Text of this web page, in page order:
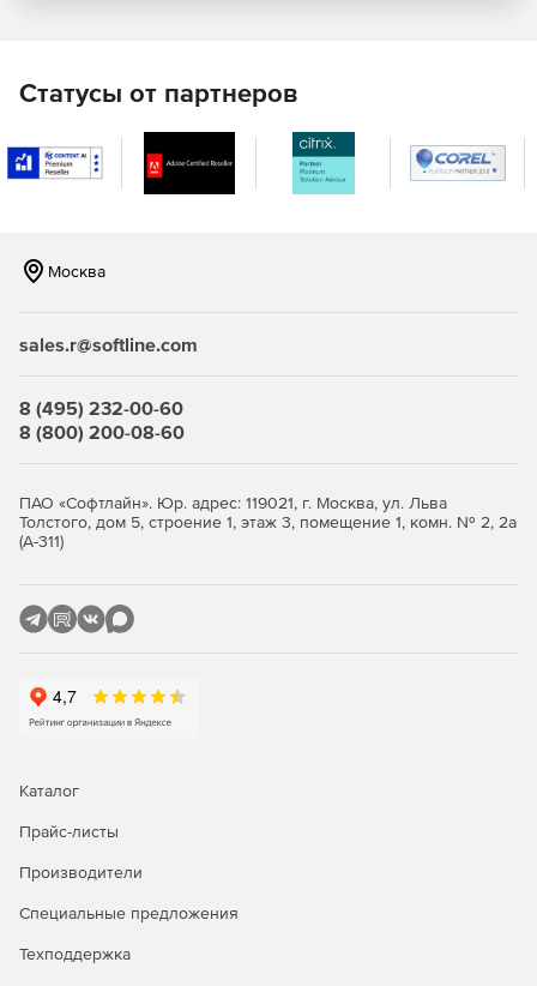
и изданные под управлением Центрального бюро
нормативов по труду. Информация для нормирования по
времени берется из актуального документа
«Общеотраслевые машиностроительные нормативы
времени и режимов резания». ЧII, Москва, издательство
Расцеховка и сквозной техпроцесc
одновременно.Разузлование конструкторских
Генерация сводных ведомостей
Ведомость материалов.
Ведомость оборудования.
Статусы от партнеров
Москва
sales.r@softline.com
8 (495) 232-00-60
8 (800) 200-08-60
ПАО «Софтлайн». Юр. адрес: 119021, г. Москва, ул. Льва
Толстого, дом 5, строение 1, этаж 3, помещение 1, комн. № 2, 2а
(А-311)
Каталог
Прайс-листы
Производители
Специальные предложения
Техподдержка